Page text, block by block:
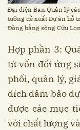
Đại diện Ban Quản lý
tưởng đề xuất Dự án hỗ
Đồng bằng sông Cửu
Hợp phần 3:
từ vốn đối ứng
phối, quản lý,
đích đảm bảo
được các mục
với chất lượng